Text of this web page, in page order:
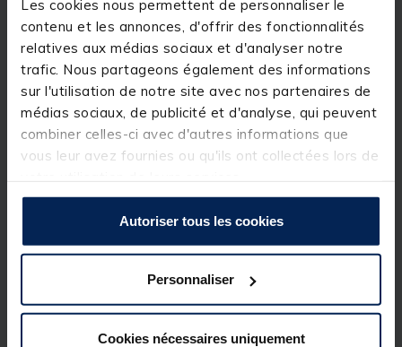
Les cookies nous permettent de personnaliser le
contenu et les annonces, d'offrir des fonctionnalités
relatives aux médias sociaux et d'analyser notre
trafic. Nous partageons également des informations
sur l'utilisation de notre site avec nos partenaires de
médias sociaux, de publicité et d'analyse, qui peuvent
combiner celles-ci avec d'autres informations que
vous leur avez fournies ou qu'ils ont collectées lors de
Autoriser tous les cookies
Personnaliser
Cookies nécessaires uniquement
Indispensable lors de la pêche avec un buzzbar
traditionnel car elle l’empêche de tourner à la touche
Installez le stabilisateur avant de placer vos piques
et verrouillez-le lorsque vous avez fini de les
positionner
Fabriqué à partir d'une pièce résistante en
aluminium anodisé et doté d'une vis moletée
monobloc
Compatible avec toutes les piques de 16 mm de
diamètre de la gamme Trakker
Spécifications